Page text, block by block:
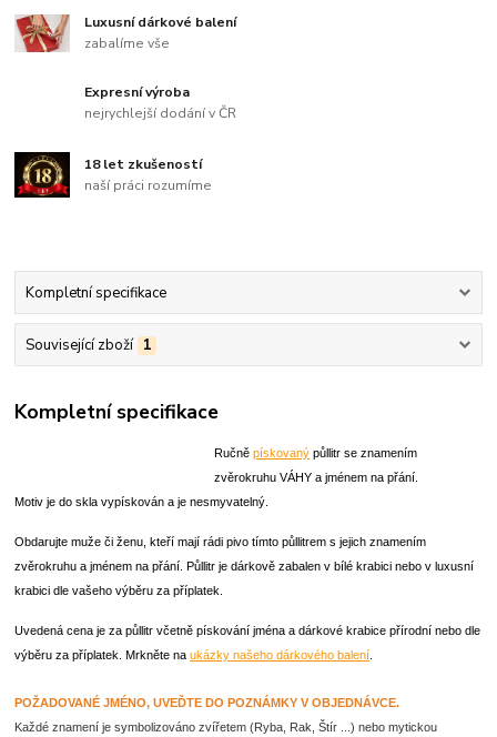
Luxusní dárkové balení
zabalíme vše
Expresní výroba
nejrychlejší dodání v ČR
18 let zkušeností
naší práci rozumíme
Kompletní specifikace
Související zboží 1
Kompletní specifikace
Ručněpískovaný půllitr se znamením
zvěrokruhu VÁHY a jménem na přání.
Motiv je do skla vypískován a je nesmyvatelný.
Obdarujte muže či ženu, kteří mají rádi pivo tímto půllitrem s jejich znamením
zvěrokruhu a jménem na přání. Půllitr je dárkově zabalen v bílé krabici nebo v luxusní
krabici dle vašeho výběru za příplatek.
Uvedená cena je za půllitr včetně pískování jména adárkové krabice přírodní nebo dle
výběru za příplatek.Mrkněte naukázky našeho dárkového balení
POŽADOVANÉ JMÉNO, UVEĎTE DO POZNÁMKY V OBJEDNÁVCE.
Každé znamení je symbolizováno zvířetem (Ryba, Rak, Štír ...) nebo mytickou